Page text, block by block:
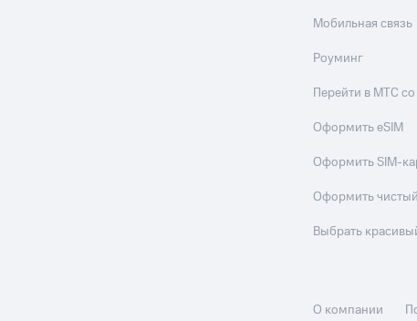
Мобильная связь
Роуминг
Перейти в МТС
Оформить eSIM
Оформить SIM-
Оформить
Выбрать
О компании